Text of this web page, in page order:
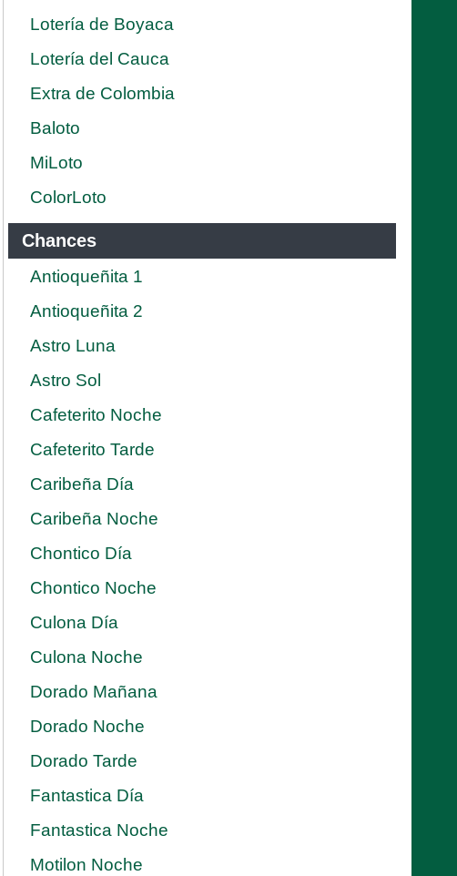
Lotería de Boyaca
Lotería del Cauca
Extra de Colombia
Baloto
MiLoto
ColorLoto
Chances
Antioqueñita 1
Antioqueñita 2
Astro Luna
Astro Sol
Cafeterito Noche
Cafeterito Tarde
Caribeña Día
Caribeña Noche
Chontico Día
Chontico Noche
Culona Día
Culona Noche
Dorado Mañana
Dorado Noche
Dorado Tarde
Fantastica Día
Fantastica Noche
Motilon Noche